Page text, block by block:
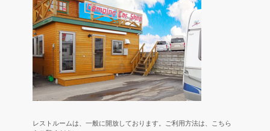
レストルームは、一般に開放しております。ご利用方法は、こちら